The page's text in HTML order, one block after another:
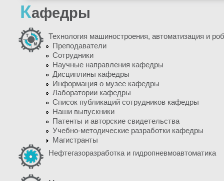
Кафедры
Технология машиностроения, автоматизация и
Преподаватели
Сотрудники
Научные направления кафедры
Дисциплины кафедры
Информация о музее кафедры
Лаборатории кафедры
Список публикаций сотрудников кафедры
Наши выпускники
Патенты и авторские свидетельства
Учебно-методические разработки кафедры
Магистранты
Нефтегазоразработка и гидропневмоавтоматика